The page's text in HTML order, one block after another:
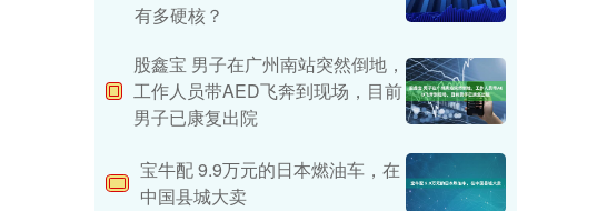
有多硬核？
股鑫宝 男子在广州南站突然倒地，
工作人员带AED飞奔到现场，目前
男子已康复出院
宝牛配 9.9万元的日本燃油车，在
中国县城大卖